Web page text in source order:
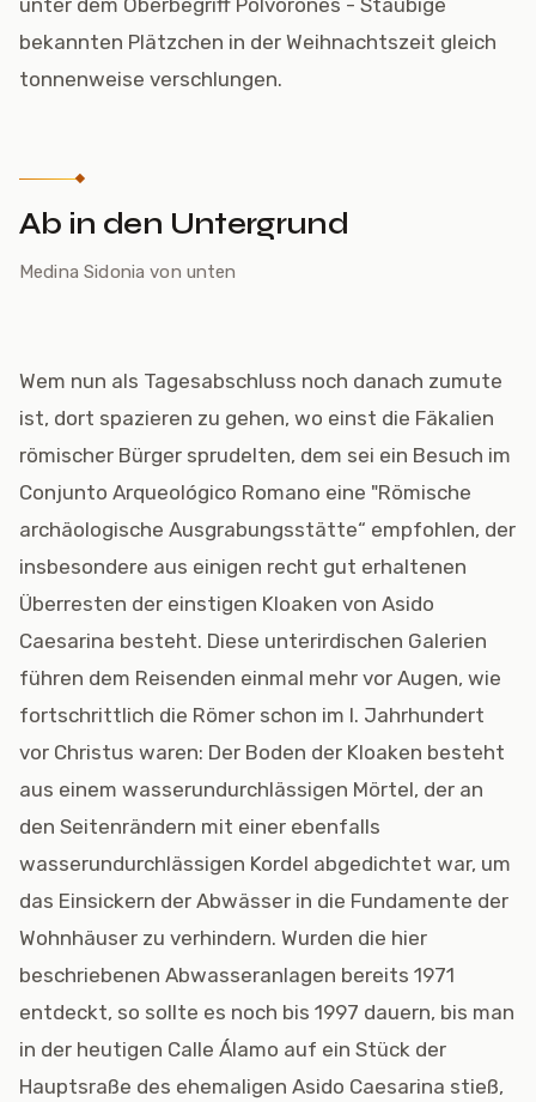
unter dem Oberbegriff Polvorones - Staubige
bekannten Plätzchen in der Weihnachtszeit gleich
tonnenweise verschlungen.
Ab in den Untergrund
Medina Sidonia von unten
Wem nun als Tagesabschluss noch danach zumute
ist, dort spazieren zu gehen, wo einst die Fäkalien
römischer Bürger sprudelten, dem sei ein Besuch im
Conjunto Arqueológico Romano eine "Römische
archäologische Ausgrabungsstätte“ empfohlen, der
insbesondere aus einigen recht gut erhaltenen
Überresten der einstigen Kloaken von Asido
Caesarina besteht. Diese unterirdischen Galerien
führen dem Reisenden einmal mehr vor Augen, wie
fortschrittlich die Römer schon im I. Jahrhundert
vor Christus waren: Der Boden der Kloaken besteht
aus einem wasserundurchlässigen Mörtel, der an
den Seitenrändern mit einer ebenfalls
wasserundurchlässigen Kordel abgedichtet war, um
das Einsickern der Abwässer in die Fundamente der
Wohnhäuser zu verhindern. Wurden die hier
beschriebenen Abwasseranlagen bereits 1971
entdeckt, so sollte es noch bis 1997 dauern, bis man
in der heutigen Calle Álamo auf ein Stück der
Hauptsraße des ehemaligen Asido Caesarina stieß,